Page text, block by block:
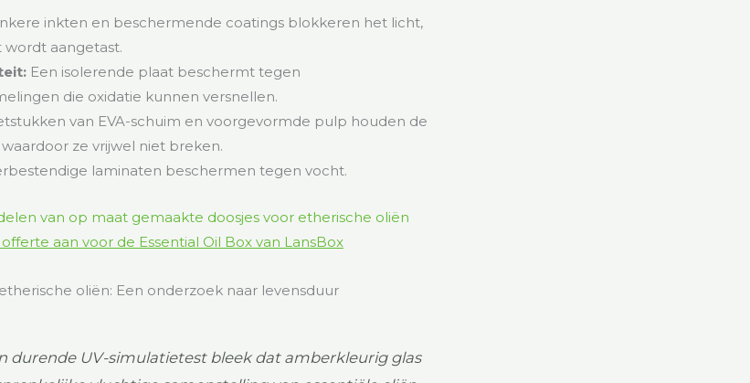
inkten en beschermende coatings blokkeren het licht,
aangetast.
Een isolerende plaat beschermt tegen
die oxidatie kunnen versnellen.
van EVA-schuim en voorgevormde pulp houden de
ze vrijwel niet breken.
laminaten beschermen tegen vocht.
aan voor de Essential Oil Box van LansBox
oliën: Een onderzoek naar levensduur
durende UV-simulatietest bleek dat amberkleurig glas